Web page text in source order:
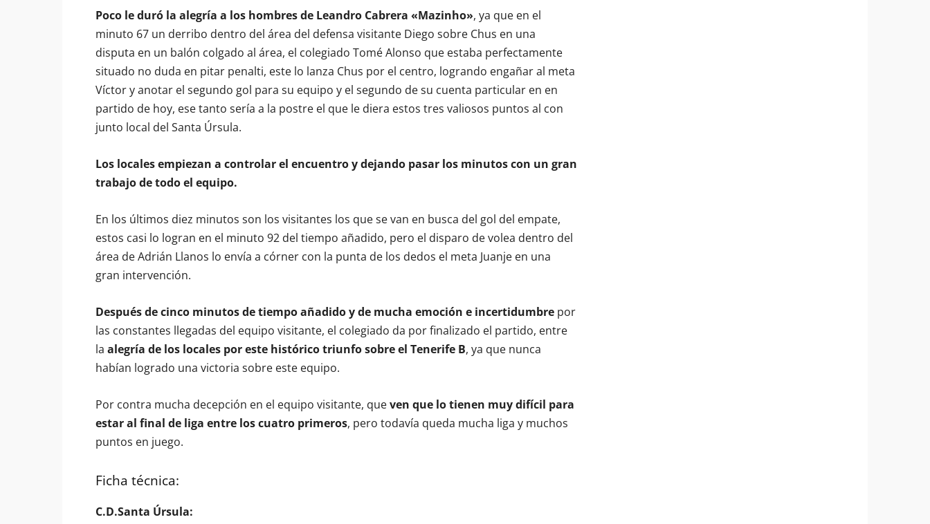
Poco le duró la alegría a los hombres de Leandro Cabrera «Mazinho», ya que en el
minuto 67 un derribo dentro del área del defensa visitante Diego sobre Chus en una
disputa en un balón colgado al área, el colegiado Tomé Alonso que estaba perfectamente
situado no duda en pitar penalti, este lo lanza Chus por el centro, logrando engañar al meta
Víctor y anotar el segundo gol para su equipo y el segundo de su cuenta particular en en
partido de hoy, ese tanto sería a la postre el que le diera estos tres valiosos puntos al con
junto local del Santa Úrsula.
Los locales empiezan a controlar el encuentro y dejando pasar los minutos con un gran
trabajo de todo el equipo.
En los últimos diez minutos son los visitantes los que se van en busca del gol del empate,
estos casi lo logran en el minuto 92 del tiempo añadido, pero el disparo de volea dentro del
área de Adrián Llanos lo envía a córner con la punta de los dedos el meta Juanje en una
gran intervención.
Después de cinco minutos de tiempo añadido y de mucha emoción e incertidumbre por
las constantes llegadas del equipo visitante, el colegiado da por finalizado el partido, entre
la alegría de los locales por este histórico triunfo sobre el Tenerife B, ya que nunca
habían logrado una victoria sobre este equipo.
Por contra mucha decepción en el equipo visitante, queven que lo tienen muy difícil para
estar al final de liga entre los cuatro primeros, pero todavía queda mucha liga y muchos
puntos en juego.
Ficha técnica:
C.D.Santa Úrsula: